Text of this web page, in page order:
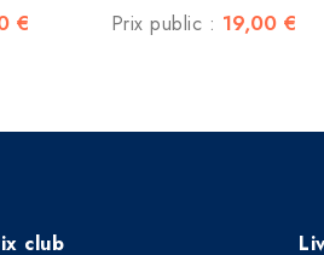
€
Prix public : 19,00 €
club